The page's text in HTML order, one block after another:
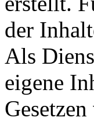
der
Als
eigene